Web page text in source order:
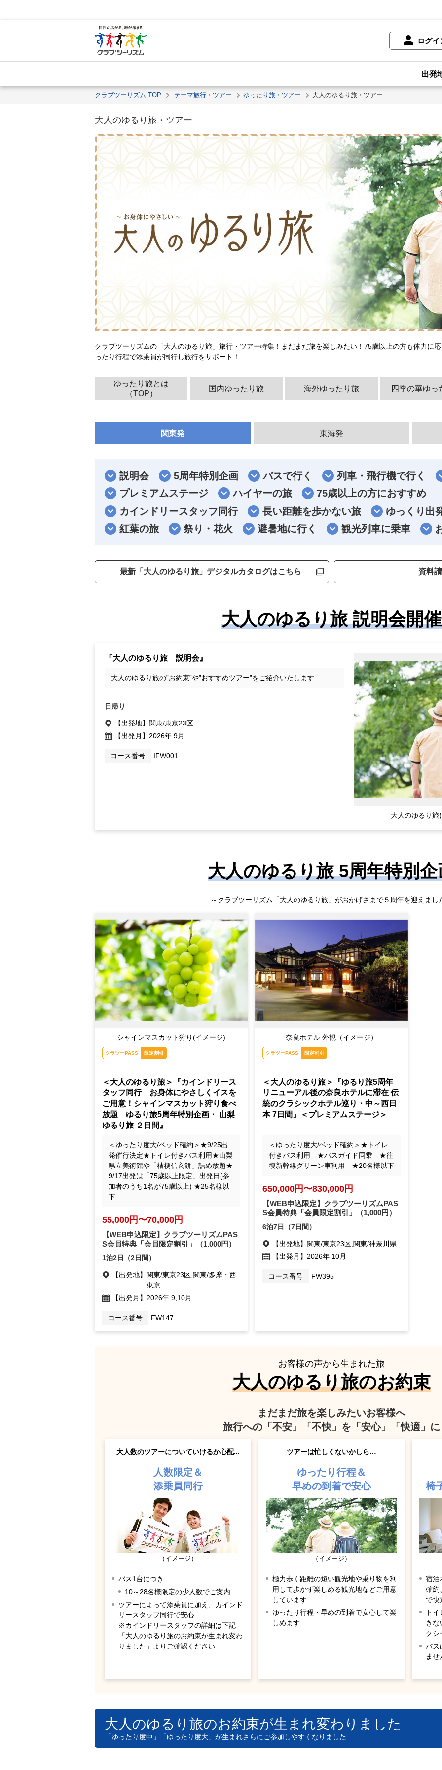
ログイ
出発
クラブツーリズム TOP テーマ旅行・ツアー ゆったり旅・ツアー 大人のゆるり旅・ツアー
大人のゆるり旅・ツアー
クラブツーリズムの「大人のゆるり旅」旅行・ツアー特集！まだまだ旅を楽しみたい！75歳以上の方も体力に
ったり行程で添乗員が同行し旅行をサポート！
ゆったり旅とは
（TOP）
国内ゆったり旅 海外ゆったり旅 四季の華ゆっ
関東発 東海発
説明会 5周年特別企画 バスで行く
列車・飛行機で行く
プレミアムステージ
ハイヤーの旅
75歳以上の方におすすめ
カインドリースタッフ同行
長い距離を歩かない旅
ゆっくり出
紅葉の旅
祭り・花火 避暑地に行く 観光列車に乗車
最新「大人のゆるり旅」デジタルカタログはこちら 資料
大人のゆるり旅 説明会開催
大人のゆるり旅
『大人のゆるり旅 説明会』
大人のゆるり旅の”お約束”や”おすすめツアー”をご紹介いたします
日帰り
【出発地】関東/東京23区
【出発月】 2026年 9月
コース番号 IFW001
大人のゆるり旅 5周年特別企
～クラブツーリズム「大人のゆるり旅」がおかげさまで５周年を迎えまし
シャインマスカット狩り(イメージ)
クラツーPASS 限定割引
＜大人のゆるり旅＞『カインドリース
タッフ同行 お身体にやさしくイスを
ご用意！シャインマスカット狩り食べ
放題 ゆるり旅5周年特別企画・ 山梨
ゆるり旅 ２日間』
＜ゆったり度大/ベッド確約＞★9/25出
発催行決定★トイレ付きバス利用★山梨
県立美術館や「桔梗信玄餅」詰め放題★
9/17出発は「75歳以上限定」出発日(参
加者のうち1名が75歳以上) ★25名様以
下
55,000円〜70,000円
【WEB申込限定】クラブツーリズムPAS
S会員特典「会員限定割引」
（1,000円）
1泊2日（2日間）
【出発地】 関東/東京23区,関東/多摩・西
東京
【出発月】 2026年 9,10月
コース番号 FW147
奈良ホテル 外観（イメージ）
クラツーPASS 限定割引
＜大人のゆるり旅＞『ゆるり旅5周年
リニューアル後の奈良ホテルに滞在 伝
統のクラシックホテル巡り・中～西日
本 7日間』＜プレミアムステージ＞
＜ゆったり度大/ベッド確約＞★トイレ
付きバス利用 ★バスガイド同乗 ★往
復新幹線グリーン車利用 ★20名様以下
650,000円〜830,000円
【WEB申込限定】クラブツーリズムPAS
S会員特典「会員限定割引」
（1,000円）
6泊7日（7日間）
【出発地】 関東/東京23区,関東/神奈川県
【出発月】 2026年 10月
コース番号 FW395
お客様の声から生まれた旅
大人のゆるり旅のお約束
まだまだ旅を楽しみたいお客様へ
旅行への「不安」「不快」を「安心」「快適」に
大人数のツアーについていけるか心配...
人数限定＆
添乗員同行
（イメージ）
バス1台につき
10～28名様限定の少人数でご案内
ツアーによって添乗員に加え、カインド
リースタッフ同行で安心
※カインドリースタッフの詳細は下記
「大人のゆるり旅のお約束が生まれ変わ
りました」よりご確認ください
ツアーは忙しくないかしら…
ゆったり行程＆
早めの到着で安心
（イメージ）
極力歩く距離の短い観光地や乗り物を利
用して歩かず楽しめる観光地などご用意
しています
ゆったり行程・早めの到着で安心して楽
しめます
椅
宿泊
確約
で快
ト
きな
クシ
バス
ませ
大人のゆるり旅のお約束が生まれ変わりました
「ゆったり度中」「ゆったり度大」が生まれさらにご参加しやすくなりました